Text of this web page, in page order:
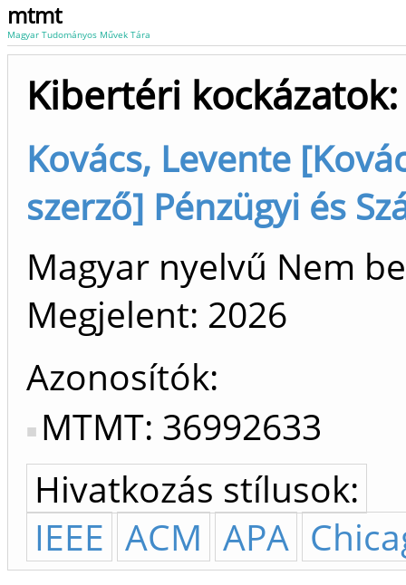
mtmt
Magyar Tudományos Művek Tára
Kibertéri
Kovács, Levente
szerző] Pénzügyi és
Magyar nyelvű Nem
Megjelent: 2026
Azonosítók
MTMT: 36992633
Hivatkozás stílusok:
IEEE ACM APA